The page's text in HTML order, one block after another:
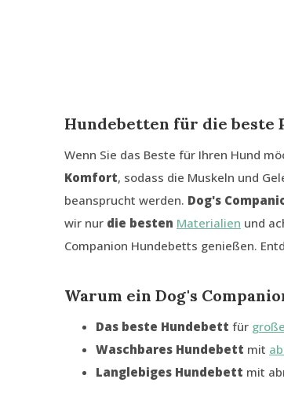
Hundebetten für die beste
Wenn Sie das Beste für Ihren Hund
Komfort, sodass die Muskeln und
beansprucht werden. Dog's
wir nur die besten Materialien und
Companion Hundebetts genießen.
Warum ein Dog's
Das beste Hundebett für
Waschbares Hundebett mit
Langlebiges Hundebett mit